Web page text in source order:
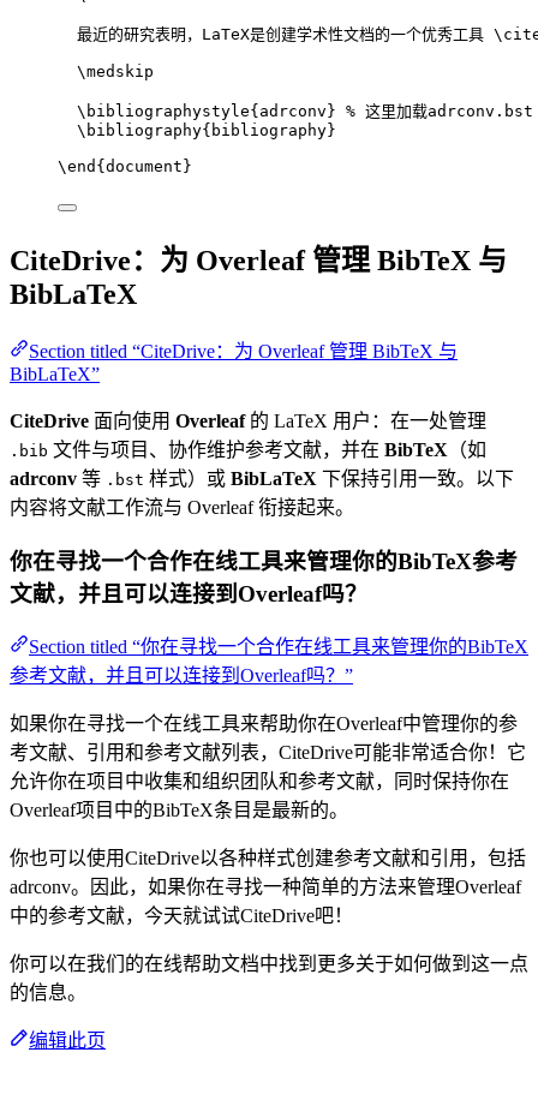
最近的研究表明，LaTeX是创建学术性文档的一个优秀工具
\medskip
\bibliographystyle{adrconv} % 这里加载adrconv.bst
\bibliography{bibliography}
\end { document }
CiteDrive：为 Overleaf 管理 BibTeX 与
BibLaTeX
Section titled “CiteDrive：为 Overleaf 管理 BibTeX 与
BibLaTeX”
CiteDrive 面向使用 Overleaf的 LaTeX 用户：在一处管理
.bib 文件与项目、协作维护参考文献，并在 BibTeX （如
adrconv 等 .bst 样式）或 BibLaTeX 下保持引用一致。以下
内容将文献工作流与 Overleaf 衔接起来。
你在寻找一个合作在线工具来管理你的BibTeX参考
文献，并且可以连接到Overleaf吗？
Section titled “你在寻找一个合作在线工具来管理你的BibTeX
参考文献，并且可以连接到Overleaf吗？”
如果你在寻找一个在线工具来帮助你在Overleaf中管理你的参
考文献、引用和参考文献列表，CiteDrive可能非常适合你！它
允许你在项目中收集和组织团队和参考文献，同时保持你在
Overleaf项目中的BibTeX条目是最新的。
你也可以使用CiteDrive以各种样式创建参考文献和引用，包括
adrconv。因此，如果你在寻找一种简单的方法来管理Overleaf
中的参考文献，今天就试试CiteDrive吧！
你可以在我们的在线帮助文档中找到更多关于如何做到这一点
的信息。
编辑此页